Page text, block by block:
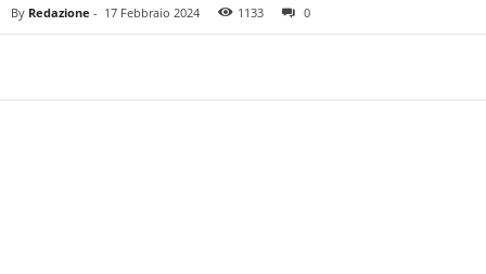
i
e
By Redazione - 17 Febbraio 2024 1133 0